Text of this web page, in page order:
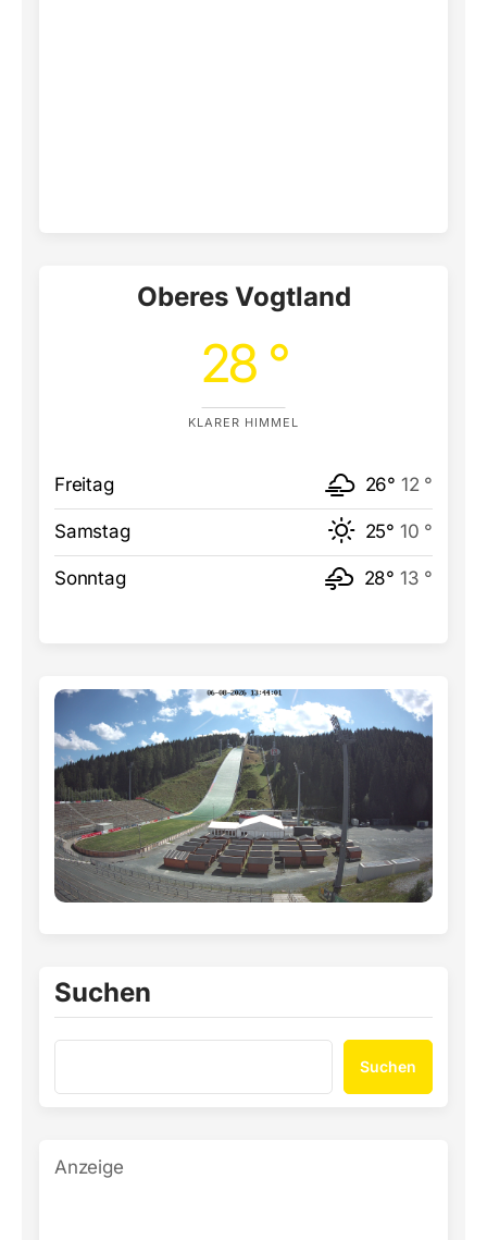
Oberes Vogtland
28 °
KLARER HIMMEL
Freitag 26° 12 °
Samstag 25° 10 °
Sonntag 28° 13 °
Suchen
Suchen
Anzeige